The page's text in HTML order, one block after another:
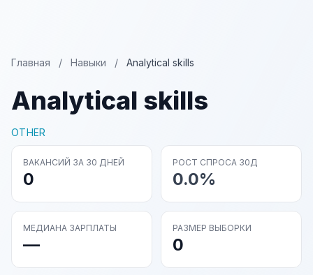
Главная / Навыки / Analytical skills
Analytical skills
OTHER
ВАКАНСИЙ ЗА 30 ДНЕЙ
0
РОСТ СПРОСА 30Д
0.0%
МЕДИАНА ЗАРПЛАТЫ
—
РАЗМЕР ВЫБОРКИ
0